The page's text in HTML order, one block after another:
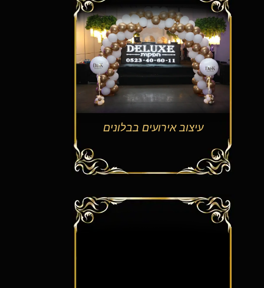
עיצוב אירועים בבלונים